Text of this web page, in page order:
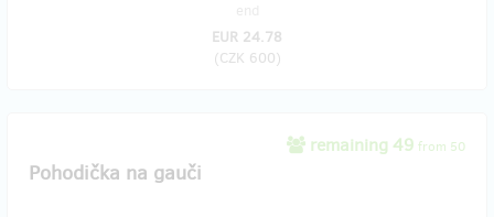
EUR 24.78
(CZK 600)
remaining 49 from 50
Pohodička na gauči